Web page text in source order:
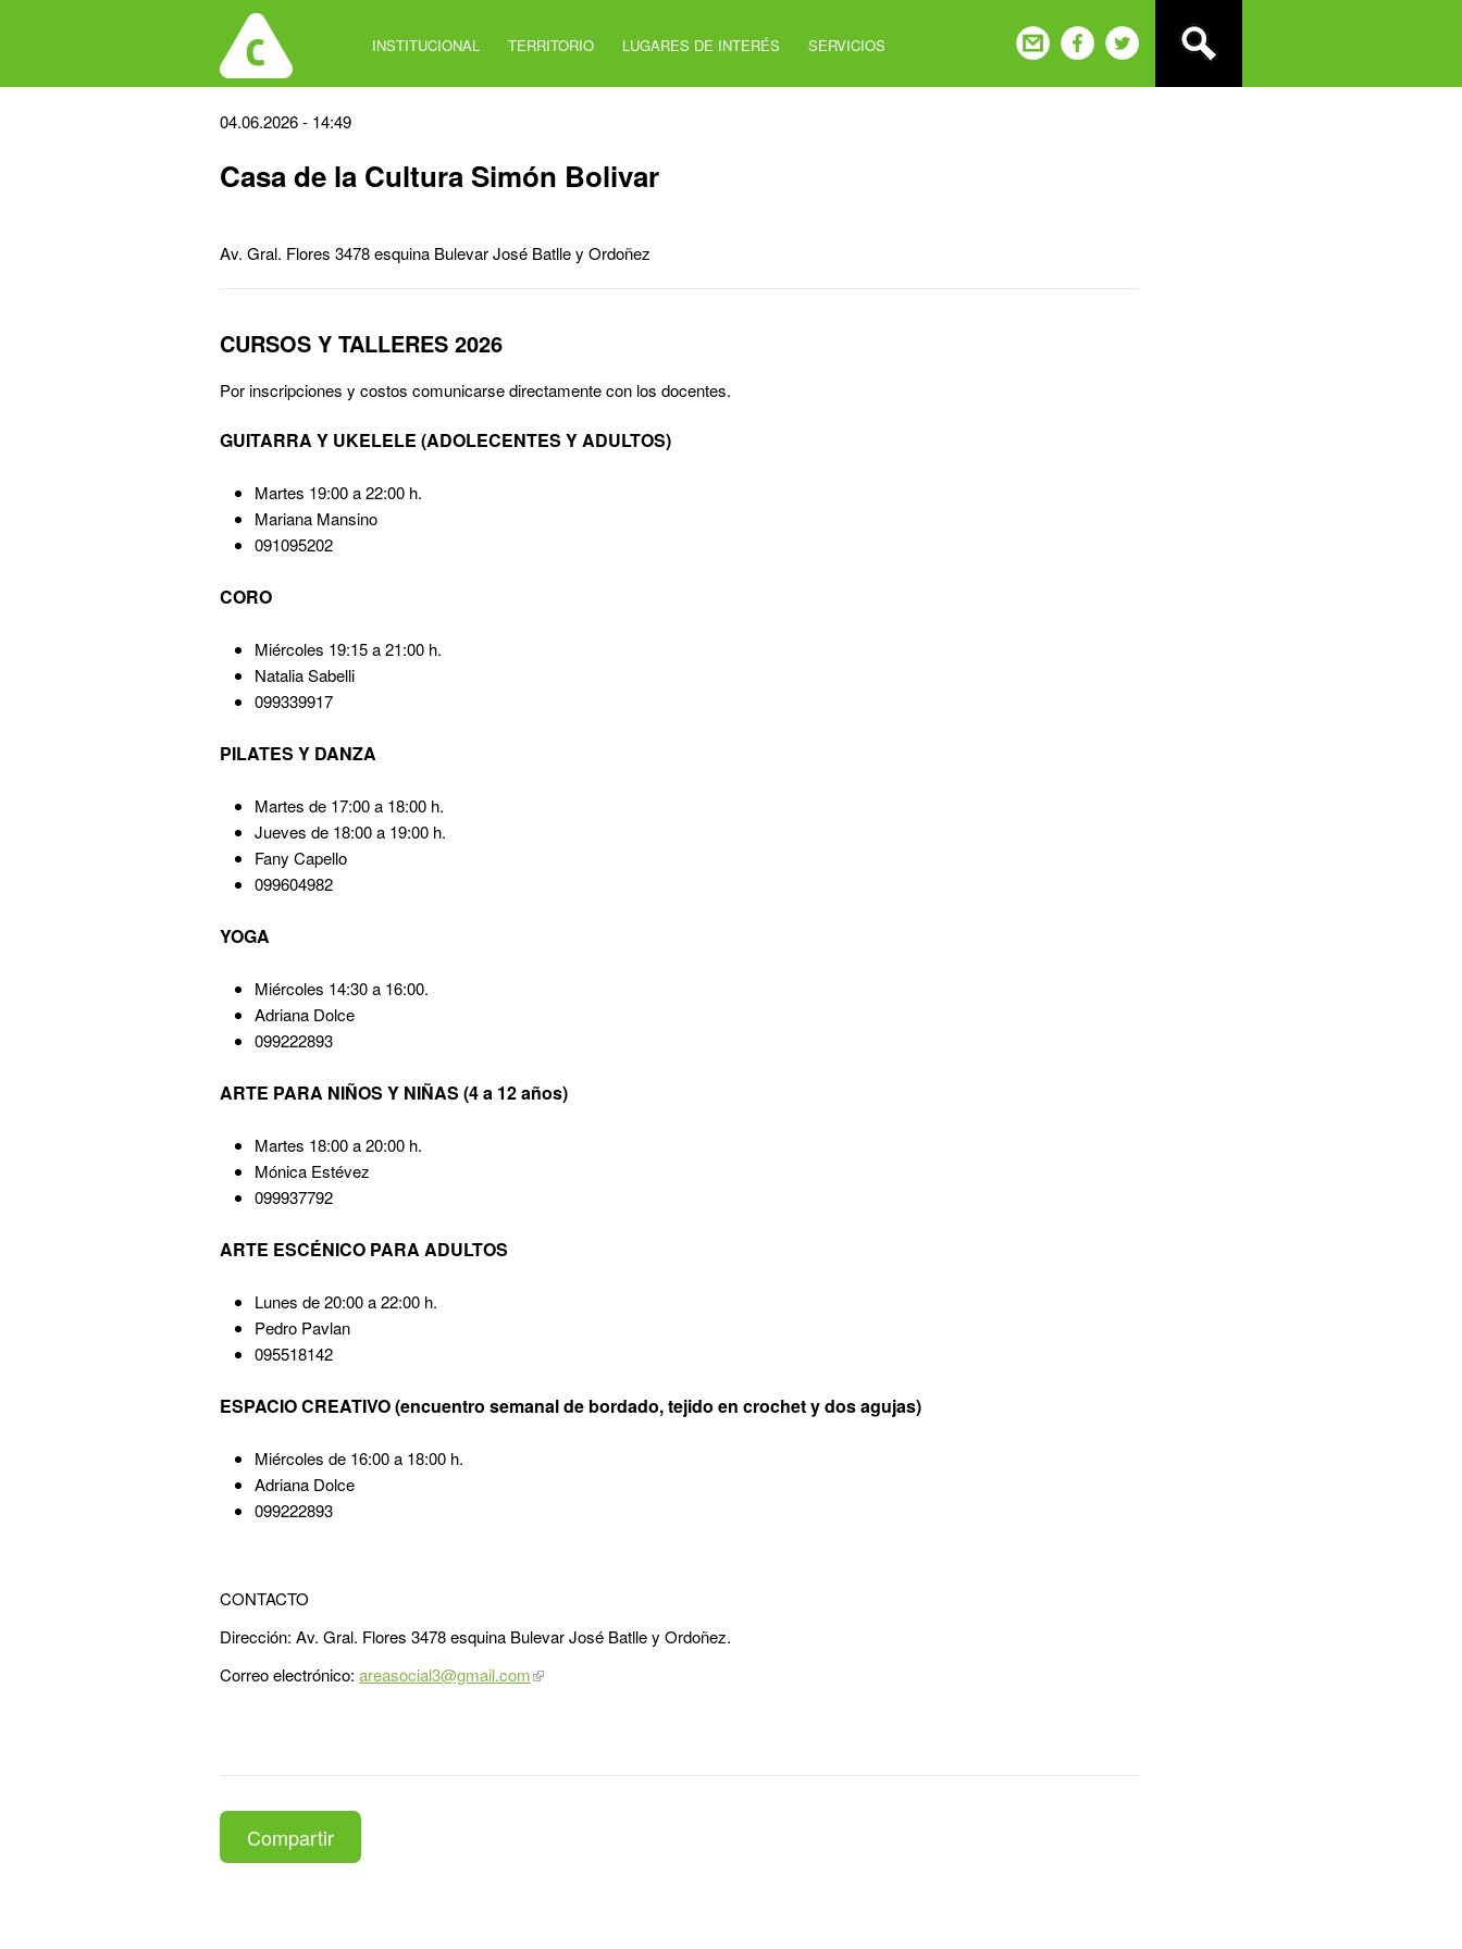
INSTITUCIONAL TERRITORIO LUGARES DE INTERÉS SERVICIOS
Back
top
04.06.2026 - 14:49
Casa de la Cultura Simón Bolivar
Av. Gral. Flores 3478 esquina Bulevar José Batlle y Ordoñez
CURSOS Y TALLERES 2026
Por inscripciones y costos comunicarse directamente con los docentes.
GUITARRA Y UKELELE (ADOLECENTES Y ADULTOS)
Martes 19:00 a 22:00 h.
Mariana Mansino
091095202
CORO
Miércoles 19:15 a 21:00 h.
Natalia Sabelli
099339917
PILATES Y DANZA
Martes de 17:00 a 18:00 h.
Jueves de 18:00 a 19:00 h.
Fany Capello
099604982
YOGA
Miércoles 14:30 a 16:00.
Adriana Dolce
099222893
ARTE PARA NIÑOS Y NIÑAS (4 a 12 años)
Martes 18:00 a 20:00 h.
Mónica Estévez
099937792
ARTE ESCÉNICO PARA ADULTOS
Lunes de 20:00 a 22:00 h.
Pedro Pavlan
095518142
ESPACIO CREATIVO (encuentro semanal de bordado, tejido en crochet y dos agujas)
Miércoles de 16:00 a 18:00 h.
Adriana Dolce
099222893
CONTACTO
Dirección: Av. Gral. Flores 3478 esquina Bulevar José Batlle y Ordoñez.
Correo electrónico: areasocial3@gmail.com
Compartir